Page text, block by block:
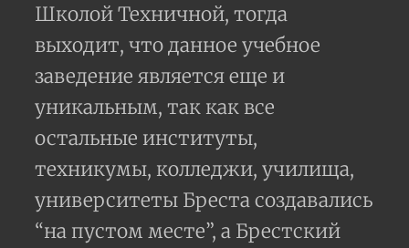
Школой Техничной, тогда
выходит, что данное учебное
заведение является еще и
уникальным, так как все
остальные институты,
техникумы, колледжи, училища,
университеты Бреста создавались
“на пустом месте”, а Брестский